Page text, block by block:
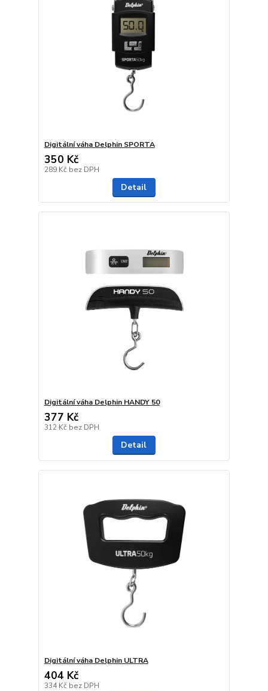
Digitální váha Delphin SPORTA
350 Kč
289 Kč bez DPH
Detail
Digitální váha Delphin HANDY 50
377 Kč
312 Kč bez DPH
Detail
Digitální váha Delphin ULTRA
404 Kč
334 Kč bez DPH